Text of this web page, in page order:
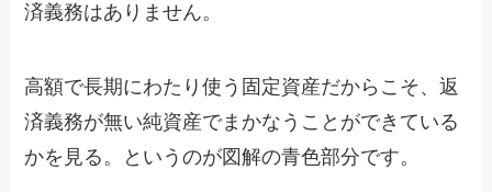
済義務はありません。
高額で長期にわたり使う固定資産だからこそ、返
済義務が無い純資産でまかなうことができている
かを見る。というのが図解の青色部分です。